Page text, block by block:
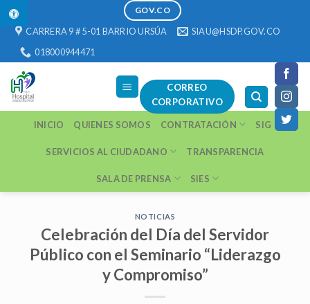
Skip
to
GOV.CO
CARRERA 9 # 5-01 BARRIO URSÚA
SIAU@HSDP.GOV.CO
018000944471
CORREO
CORPORATIVO
INICIO QUIENES SOMOS CONTRATACIÓN SIG
SERVICIOS AL CIUDADANO TRANSPARENCIA
SALA DE PRENSA SIES
NOTICIAS
Celebración del Día del Servidor
Público con el Seminario “Liderazgo
y Compromiso”